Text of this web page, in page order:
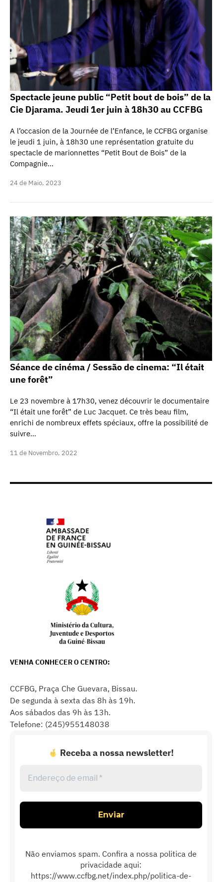
Spectacle jeune public “Petit bout de bois” de la
Cie Djarama. Jeudi 1er juin à 18h30 au CCFBG
A l’occasion de la Journée de l’Enfance, le CCFBG organise
le jeudi 1 juin, à 18h30 une représentation gratuite du
spectacle de marionnettes “Petit Bout de Bois” de la
Compagnie…
24 de Maio, 2023
Séance de cinéma / Sessão de cinema: “Il était
une forêt”
Le 23 novembre à 17h30, venez découvrir le documentaire
“Il était une forêt” de Luc Jacquet. Ce très beau film,
enrichi de nombreux effets spéciaux, offre la possibilité de
suivre…
11 de Novembro, 2022
VENHA CONHECER O CENTRO:
CCFBG, Praça Che Guevara, Bissau.
De segunda à sexta das 8h às 19h.
Aos sábados das 9h às 13h.
Telefone: (245)955148038
Receba a nossa newsletter!
de
*
Não enviamos spam. Confira a nossa politica de
privacidade aqui:
https://www.ccfbg.net/index.php/politica-de-